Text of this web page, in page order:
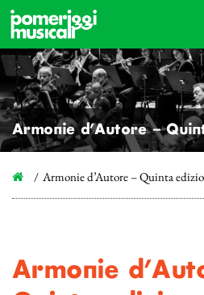
Armonie d’Autore –
Armonie d’Autore – Quinta
Armonie